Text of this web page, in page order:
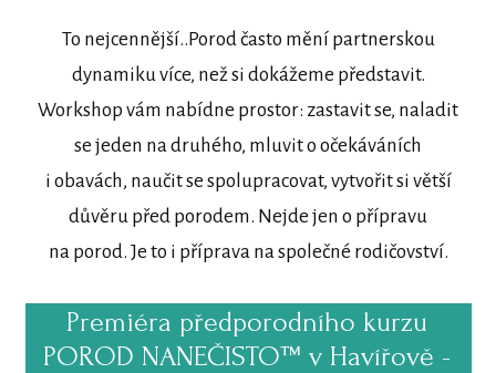
To nejcennější..Porod často mění partnerskou
dynamiku více, než si dokážeme představit.
Workshop vám nabídne prostor: zastavit se, naladit
se jeden na druhého, mluvit o očekáváních
i obavách, naučit se spolupracovat, vytvořit si větší
důvěru před porodem. Nejde jen o přípravu
na porod. Je to i příprava na společné rodičovství.
Premiéra předporodního kurzu
POROD NANEČISTO™ v Havířově -